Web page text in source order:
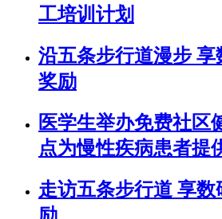
工培训计划
沿五条步行道漫步
奖励
医学生举办免费社区
点为慢性疾病患者提
走访五条步行道 享
励